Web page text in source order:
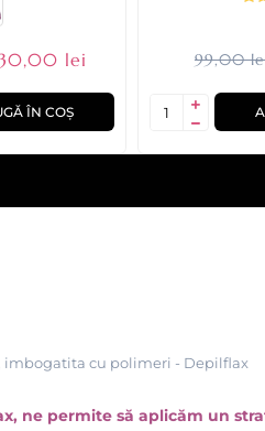
lei
ÎN COȘ
99,00
imbogatita cu polimeri - Depilflax
ne permite să aplicăm un